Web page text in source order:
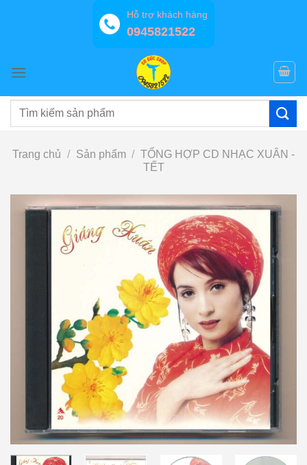
Hỗ trợ khách hàng
0945821522
Tìm
Trang chủ / Sản phẩm / TỔNG HỢP CD NHẠC XUÂN -
TẾT